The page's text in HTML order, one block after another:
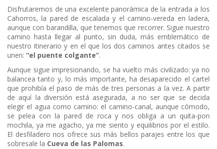
Disfrutaremos de una excelente panorámica de la entrada a los
Cahorros, la pared de escalada y el camino-vereda en ladera,
aunque con barandilla, que tenemos que recorrer. Sigue nuestro
camino hasta llegar al punto, sin duda, más emblemático de
nuestro itinerario y en el que los dos caminos antes citados se
unen: “el puente colgante”.
Aunque sigue impresionando, se ha vuelto más civilizado: ya no
balancea tanto y, lo más importante, ha desaparecido el cartel
que prohibía el paso de más de tres personas a la vez. A partir
de aquí la diversión está asegurada, a no ser que se decida
elegir el agua como camino: el camino-canal, aunque cómodo,
se pelea con la pared de roca y nos obliga a un quita-pon
mochila, ya me agacho, ya me siento y equilibrios por el estilo.
El desfiladero nos ofrece sus más bellos parajes entre los que
sobresale la Cueva de las Palomas.